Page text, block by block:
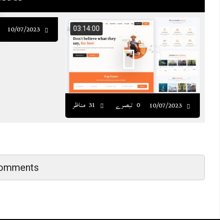
03:14:00
10/07/2023 0 تبصرے 31 مناظر
10/07/2023